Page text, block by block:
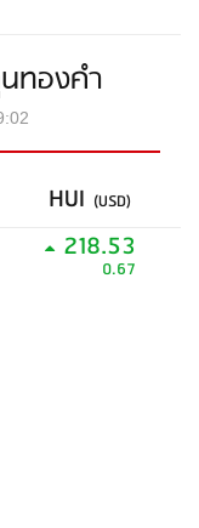
ทองคำ
HUI (USD)
218.53
0.67